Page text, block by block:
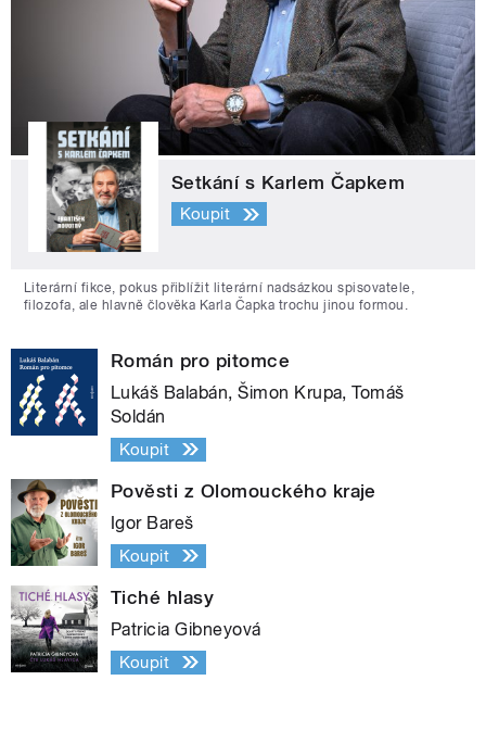
Setkání s Karlem Čapkem
Koupit
Literární fikce, pokus přiblížit literární nadsázkou spisovatele,
filozofa, ale hlavně člověka Karla Čapka trochu jinou formou.
Román pro pitomce
Lukáš Balabán, Šimon Krupa, Tomáš
Soldán
Koupit
Pověsti z Olomouckého kraje
Igor Bareš
Koupit
Tiché hlasy
Patricia Gibneyová
Koupit